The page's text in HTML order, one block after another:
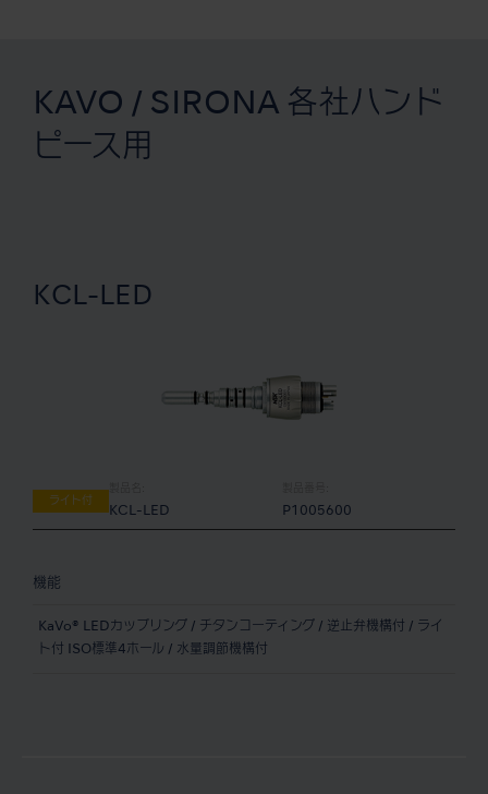
KAVO / SIRONA 各社ハンド
ピース用
KCL-LED
ライト付
KCL-LED P1005600
機能
KaVo® LEDカップリング / チタンコーティング / 逆止弁機構付 / ライ
ト付 ISO標準4ホール / 水量調節機構付